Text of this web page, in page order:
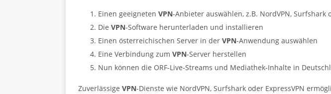
Einen geeigneten VPN-Anbieter auswählen, z.B. NordVPN, Surfshark
Die VPN-Software herunterladen und installieren
Einen österreichischen Server in der VPN-Anwendung auswählen
Eine Verbindung zum VPN-Server herstellen
Nun können die ORF-Live-Streams und Mediathek-Inhalte in
Zuverlässige VPN-Dienste wie NordVPN, Surfshark oder ExpressVPN